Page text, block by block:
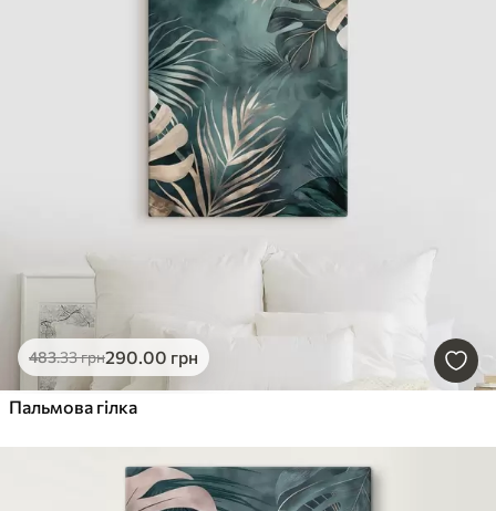
483.33грн290.00 грн
Пальмова гілка